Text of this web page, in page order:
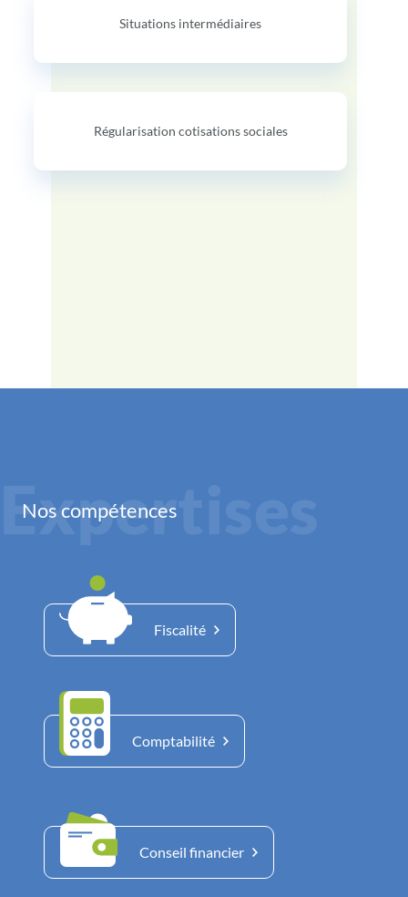
Situations intermédiaires
Régularisation cotisations sociales
Expertises
Nos compétences
Fiscalité
Comptabilité
Conseil financier